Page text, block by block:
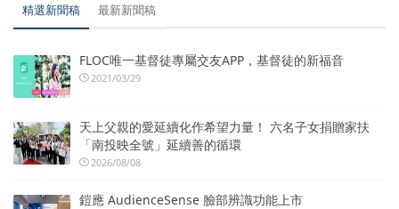
精選新聞稿 最新新聞稿
FLOC唯一基督徒專屬交友APP，基督徒的新福音
2021/03/29
天上父親的愛延續化作希望力量！ 六名子女捐贈家扶
「南投映全號」延續善的循環
2026/08/08
鎧應 AudienceSense 臉部辨識功能上市